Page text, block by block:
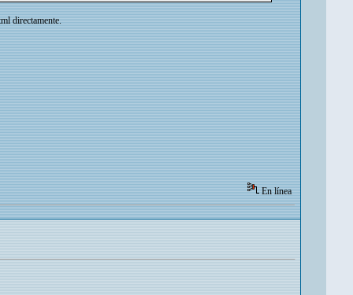
directamente.
En línea